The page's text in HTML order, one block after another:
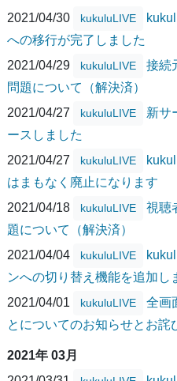
2021/04/30
kukuluLIVE
への移行が完了しました
2021/04/29
kukuluLIVE
接続
問題について（解決済）
2021/04/27
kukuluLIVE
新サ
ースしました
2021/04/27
kukuluLIVE
はまもなく廃止になります
2021/04/18
kukuluLIVE
視聴
題について（解決済）
2021/04/04
kukuluLIVE
ンへの切り替え機能を追加し
2021/04/01
kukuluLIVE
全画
とについてのお知らせとお詫
2021年 03月